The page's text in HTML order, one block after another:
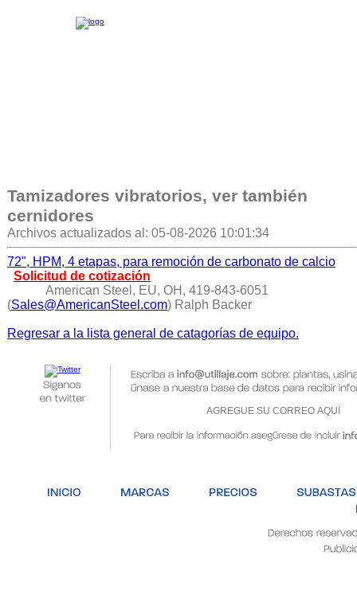
Tamizadores vibratorios, ver también
cernidores
Archivos actualizados al: 05-08-2026 10:01:34
72", HPM, 4 etapas, para remoción de carbonato de calcio
Solicitud de cotización
American Steel, EU, OH, 419-843-6051
(Sales@AmericanSteel.com) Ralph Backer
Regresar a la lista general de catagorías de equipo.